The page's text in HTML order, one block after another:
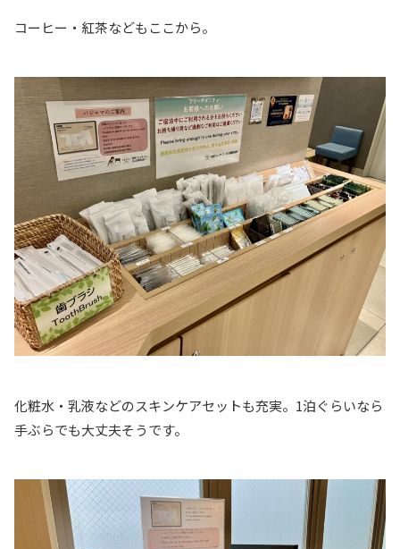
コーヒー・紅茶などもここから。
化粧水・乳液などのスキンケアセットも充実。1泊ぐらいなら
手ぶらでも大丈夫そうです。